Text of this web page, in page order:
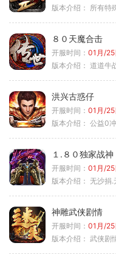
版本介绍： 所有特殊
８０天魔合击
开服时间： 01月/25
版本介绍： 道道牛
洪兴古惑仔
开服时间： 01月/25
版本介绍： 公益0
１.８０独家战神
开服时间： 01月/25
版本介绍： 无沙捐.
神雕武侠剧情
开服时间： 01月/25
版本介绍： 武侠剧